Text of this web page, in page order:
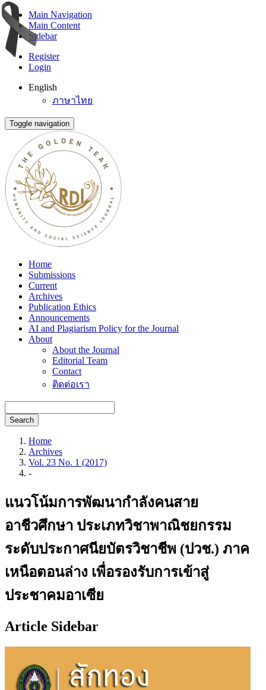
Main Navigation
Main Content
Sidebar
Register
Login
English
ภาษาไทย
Toggle navigation
Home
Submissions
Current
Archives
Publication Ethics
Announcements
AI and Plagiarism Policy for the Journal
About
About the Journal
Editorial Team
Contact
ติดต่อเรา
Search
Home
Archives
Vol. 23 No. 1 (2017)
-
แนวโน้มการพัฒนากำลังคนสาย
อาชีวศึกษา ประเภทวิชาพาณิชยกรรม
ระดับประกาศนียบัตรวิชาชีพ (ปวช.) ภาค
เหนือตอนล่าง เพื่อรองรับการเข้าสู่
ประชาคมอาเซีย
Article Sidebar